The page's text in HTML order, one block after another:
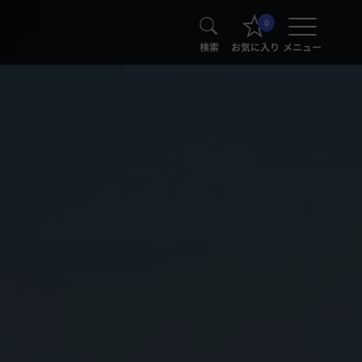
検索
0
お気に入り メニュー